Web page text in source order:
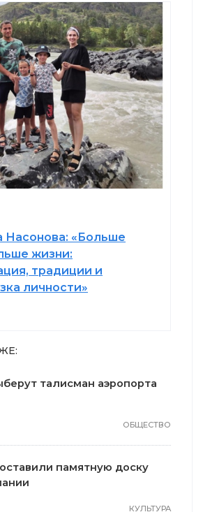
Насонова: «Больше
жизни:
традиции и
личности»
талисман аэропорта
ОБЩЕСТВО
памятную доску
КУЛЬТУРА